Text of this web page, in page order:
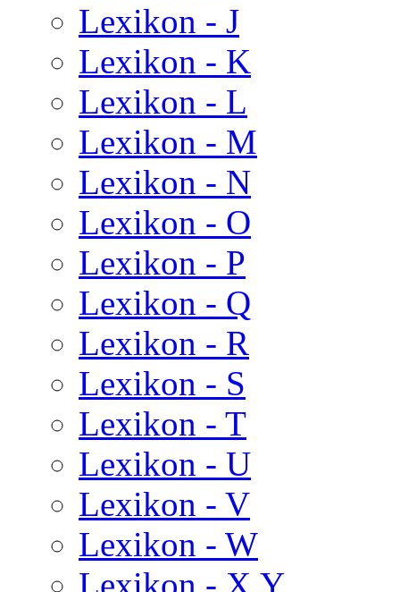
Lexikon - J
Lexikon - K
Lexikon - L
Lexikon - M
Lexikon - N
Lexikon - O
Lexikon - P
Lexikon - Q
Lexikon - R
Lexikon - S
Lexikon - T
Lexikon - U
Lexikon - V
Lexikon - W